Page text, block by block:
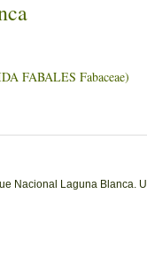
FABALES Fabaceae)
Nacional Laguna Blanca.